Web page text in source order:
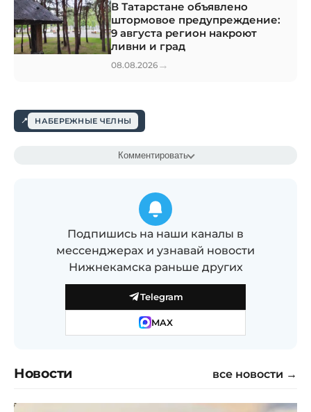
В Татарстане объявлено
штормовое предупреждение:
9 августа регион накроют
ливни и град
08.08.2026 →
НАБЕРЕЖНЫЕ ЧЕЛНЫ
Комментировать
Подпишись на наши каналы в
мессенджерах и узнавай новости
Нижнекамска раньше других
Telegram
MAX
Новости все новости →